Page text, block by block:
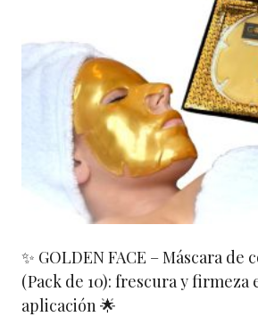
✨ GOLDEN FACE – Máscara de
(Pack de 10): frescura y firmeza
aplicación 🌟